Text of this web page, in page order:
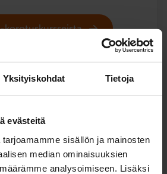
Yksityiskohdat Tietoja
evästeitä
sisällön ja mainosten
median ominaisuuksien
analysoimiseen. Lisäksi
korotuskursseista
ajotunnit